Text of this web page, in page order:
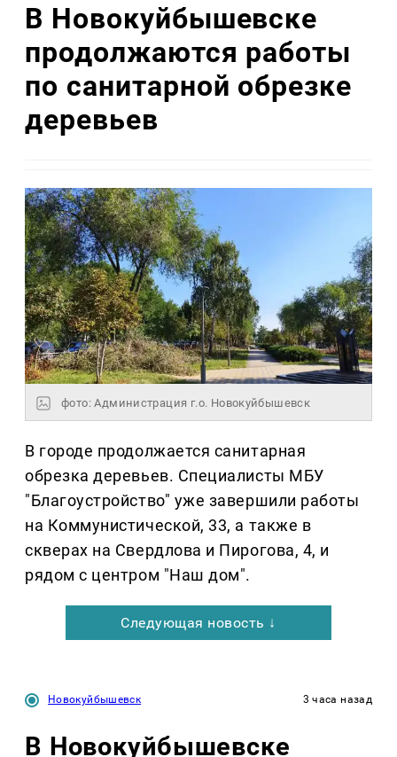
В Новокуйбышевске
продолжаются работы
по санитарной обрезке
деревьев
фото: Администрация г.о. Новокуйбышевск
В городе продолжается санитарная
обрезка деревьев. Специалисты МБУ
"Благоустройство" уже завершили работы
на Коммунистической, 33, а также в
скверах на Свердлова и Пирогова, 4, и
рядом с центром "Наш дом".
Следующая новость ↓
Новокуйбышевск 3 часа назад
В Новокуйбышевске